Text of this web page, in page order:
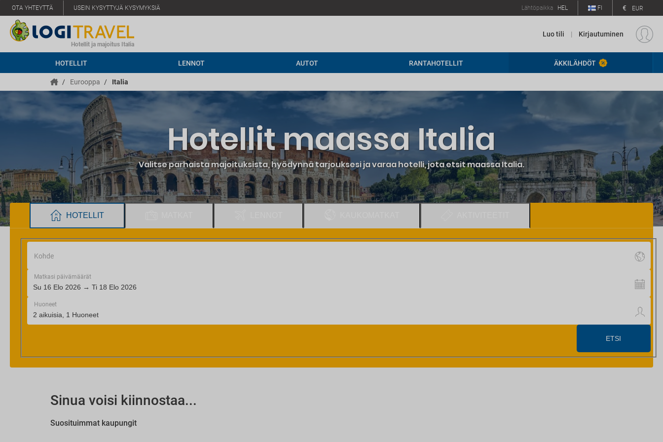
OTA YHTEYTTÄ USEIN KYSYTTYJÄ KYSYMYKSIÄ Lähtöpaikka HEL FI € EUR
Hotellit ja majoitus Italia
Luo tili | Kirjautuminen
HOTELLIT LENNOT AUTOT RANTAHOTELLIT ÄKKILÄHDÖT
/ Eurooppa / Italia
Hotellit maassa Italia
Valitse parhaista majoituksista, hyödynnä tarjouksesi ja varaa hotelli, jota etsit maassa Italia.
Sinua voisi kiinnostaa...
Suosituimmat kaupungit